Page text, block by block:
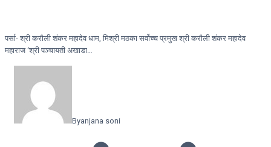
पर्सा- श्री करौली शंकर महादेव धाम, मिश्री मठका सर्वोच्च प्रमुख श्री करौली शंकर महादेव
महाराज ‘श्री पञ्चायती अखाडा…
Byanjana soni